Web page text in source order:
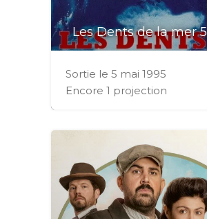
Les Dents de la mer 5
Sortie le 5 mai 1995
Encore 1 projection